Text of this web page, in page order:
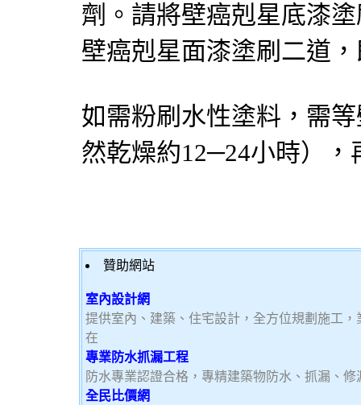
劑。請將壁癌剋星底漆
壁癌剋星面漆塗刷二道
如需粉刷水性塗料，需
然乾燥約12─24小時），
贊助網站
室內設計網
提供室內、建築、住宅設計，全方位規劃施工
在
專業防水抓漏工程
防水專業認證合格，專精建築物防水、抓漏、
全民比價網